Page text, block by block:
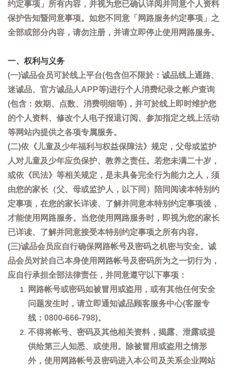
约定事项」所有内容，并视为您已确认详阅并同意个人资料
保护告知暨同意事项。如您不同意「网路服务约定事项」之
全部或部分内容，请勿注册，并请立即停止使用网路服务。
一、权利与义务
(一)诚品会员可於线上平台(包含但不限於：诚品线上通路、
迷诚品、官方诚品人APP等)进行个人消费纪录之帐户查询
(包含：效期、点数、消费明细等)，并可於线上即时维护您
的个人资料、修改个人电子报退订阅、参加指定之线上活动
等网站内提供之各项专属服务。
(二)依《儿童及少年福利与权益保障法》规定，父母或监护
人对儿童及少年应负保护、教养之责任。若您未满二十岁，
或依《民法》等相关规定，是未具备完全行为能力之人，须
由您的家长（父、母或监护人，以下同）陪同阅读本特别约
定事项，在您的家长详读、了解并同意本特别约定事项後，
才能使用网路服务。当您使用网路服务时，即视为您的家长
已详读、了解并同意接受本特别约定事项之所有内容。
(三)诚品会员应自行确保网路帐号及密码之机密与安全。诚
品会员对於自己本身使用网路帐号及密码所为之一切行为，
应自行承担全部法律责任，并同意遵守以下事项：
网路帐号或密码如被冒用或盗用，或有其他任何安全
问题发生时，请立即通知诚品顾客服务中心(客服专
线：0800-666-798)。
不得将帐号、密码及其他相关资料，揭露、泄露或提
供给第三人知悉、或使用。除被冒用或盗用之情形
外，使用网路帐号及密码进入本公司及关系企业网站